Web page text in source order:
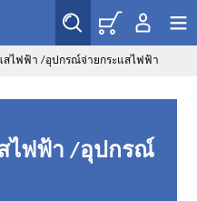
สไฟฟ้า /อุปกรณ์จ่ายกระแสไฟฟ้า
ไฟฟ้า /อุปกรณ์